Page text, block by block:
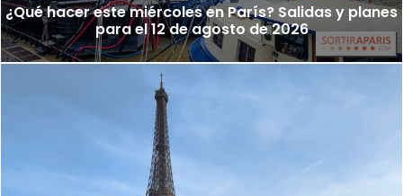
¿Qué hacer este miércoles en París? Salidas y planes
para el 12 de agosto de 2026